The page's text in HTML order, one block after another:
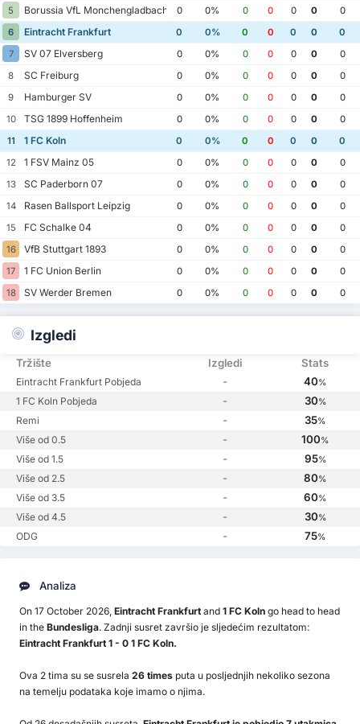
5
Borussia VfL Monchengladbach 0 0% 0 0 0 0
0
6
Eintracht Frankfurt 0 0% 0 0 0 0
0
7
SV 07 Elversberg 0 0% 0 0 0 0
0
8
SC Freiburg 0 0% 0 0 0 0
0
9
Hamburger SV 0 0% 0 0 0 0
0
10
TSG 1899 Hoffenheim 0 0% 0 0 0 0
0
11
1 FC Koln 0 0% 0 0 0 0
0
12
1 FSV Mainz 05 0 0% 0 0 0 0
0
13
SC Paderborn 07 0 0% 0 0 0 0
0
14
Rasen Ballsport Leipzig 0 0% 0 0 0 0
0
15
FC Schalke 04 0 0% 0 0 0 0
0
16
VfB Stuttgart 1893 0 0% 0 0 0 0
0
17
1 FC Union Berlin 0 0% 0 0 0 0
0
18
SV Werder Bremen 0 0% 0 0 0 0 0
Izgledi
Tržište Izgledi Stats
Eintracht Frankfurt Pobjeda - 40%
1 FC Koln Pobjeda - 30%
Remi - 35%
Više od 0.5 - 100%
Više od 1.5 - 95%
Više od 2.5 - 80%
Više od 3.5 - 60%
Više od 4.5 - 30%
ODG - 75%
Analiza
On 17 October 2026, Eintracht Frankfurt and 1 FC Koln go head to head
in the Bundesliga. Zadnji susret završio je sljedećim rezultatom:
Eintracht Frankfurt 1 - 0 1 FC Koln.
Ova 2 tima su se susrela 26 times puta u posljednjih nekoliko sezona
na temelju podataka koje imamo o njima.